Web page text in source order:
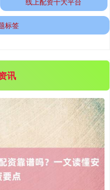
+163.80 +2.12%
标签
讯